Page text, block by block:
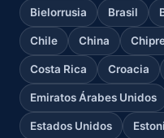
Bielorrusia Brasil
Chile China
Costa Rica Croacia
Emiratos Árabes Unidos
Estados Unidos